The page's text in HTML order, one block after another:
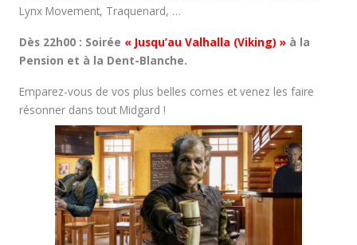
Lynx Movement, Traquenard, …
Dès 22h00 : Soirée « Jusqu’au Valhalla (Viking) » à la
Pension et à la Dent-Blanche.
Emparez-vous de vos plus belles cornes et venez les faire
résonner dans tout Midgard !